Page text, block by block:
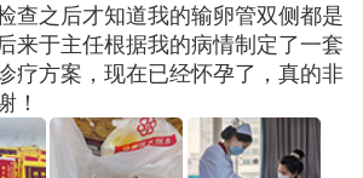
查之后才知道我的输卵管双侧都是
来于主任根据我的病情制定了一套
疗方案，现在已经怀孕了，真的非
！